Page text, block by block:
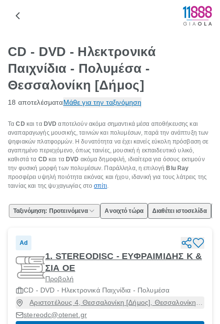
CD - DVD - Ηλεκτρονικά
Παιχνίδια - Πολυμέσα -
Θεσσαλονίκη [Δήμος]
18 αποτελέσματαΜάθε για την ταξινόμηση
ΤαCD και τα DVD αποτελούν ακόμα σημαντικά μέσα αποθήκευσης και
αναπαραγωγής μουσικής, ταινιών και πολυμέσων, παρά την ανάπτυξη των
ψηφιακών πλατφορμών. Η δυνατότητα να έχει κανείς εύκολη πρόσβαση σε
αγαπημένο περιεχόμενο, όπως ταινίες, μουσική ή εκπαιδευτικό υλικό,
καθιστά τα CD και τα DVD ακόμα δημοφιλή, ιδιαίτερα για όσους εκτιμούν
την φυσική μορφή των πολυμέσων. Παράλληλα, η επιλογή Blu Ray
προσφέρει υψηλή ποιότητα εικόνας και ήχου, ιδανική για τους λάτρεις της
ταινίας και της ψυχαγωγίας στοσπίτι.
Ταξινόμηση: Προτεινόμενα Ανοιχτό τώρα Διαθέτει ιστοσελίδα
Ad
1. STEREODISC - ΕΥΦΡΑΙΜΙΔΗΣ Κ &
ΣΙΑ ΟΕ
Προβολή
CD - DVD - Ηλεκτρονικά Παιχνίδια - Πολυμέσα
Αριστοτέλους 4, Θεσσαλονίκη [Δήμος], Θεσσαλονίκη,
stereodc@otenet.gr